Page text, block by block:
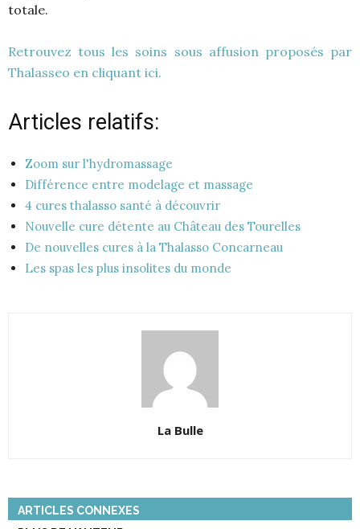
totale.
Retrouvez tous les soins sous affusion proposés par
Thalasseo en cliquant ici.
Articles relatifs:
Zoom sur l'hydromassage
Différence entre modelage et massage
4 cures thalasso santé à découvrir
Nouvelle cure détente au Château des Tourelles
De nouvelles cures à la Thalasso Concarneau
Les spas les plus insolites du monde
La Bulle
ARTICLES CONNEXES